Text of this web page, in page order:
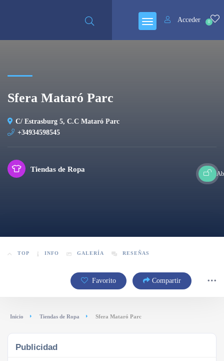
0
Acceder
Sfera Mataró Parc
C/ Estrasburg 5, C.C Mataró Parc
+34934598545
Tiendas de Ropa
TOP INFO GALERÍA RESEÑAS
Favorito Compartir
Inicio Tiendas de Ropa Sfera Mataró Parc
Publicidad